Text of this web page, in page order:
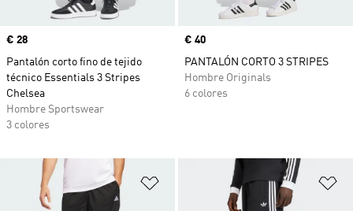
Precio
€ 28
Pantalón corto fino de tejido
técnico Essentials 3 Stripes
Chelsea
Hombre Sportswear
3 colores
Precio
€ 40
PANTALÓN CORTO 3 STRIPES
Hombre Originals
6 colores
Añadir a la lista de deseos